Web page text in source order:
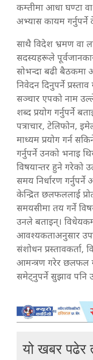
कम्तीमा आधा घण्टा
अभ्यास कायम गर्नुपर्ने
साथै विदेश भ्रमण वा
सदस्यहरूले
सोभन्दा बढी बैठकमा
निवेदन दिनुपर्ने
सञ्चार एपको नाम
शब्द प्रयोग गर्नुपर्ने
पत्राचार, टेलिफोन,
माध्यम प्रयोग गर्न
गर्नुपर्ने उनको भनाइ
विषयान्तर हुने गरेको
समय निर्धारण
केन्द्रित छलफललाई
समयसीमा तय गर्ने
उनले बताइन्।
आवश्यकताअनुसार
संशोधन प्रस्तावकर्ता,
आमन्त्रण गरेर छलफल
समेट्नुपर्ने सुझाव पनि
यो खबर पढेर